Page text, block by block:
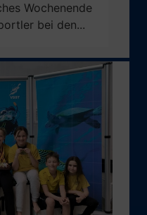
Wochenende
bei den...